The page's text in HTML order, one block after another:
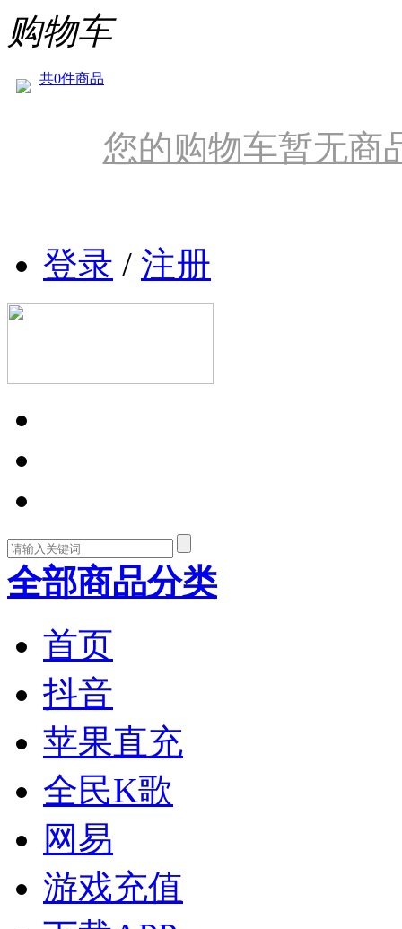
购物车
共0件商品
您的购物车暂无商
登录 / 注册
全部商品分类
首页
抖音
苹果直充
全民K歌
网易
游戏充值